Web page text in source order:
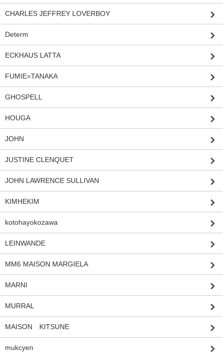
CHARLES JEFFREY LOVERBOY
Determ
ECKHAUS LATTA
FUMIE=TANAKA
GHOSPELL
HOUGA
JOHN
JUSTINE CLENQUET
JOHN LAWRENCE SULLIVAN
KIMHEKIM
kotohayokozawa
LEINWANDE
MM6 MAISON MARGIELA
MARNI
MURRAL
MAISON KITSUNE
mukcyen